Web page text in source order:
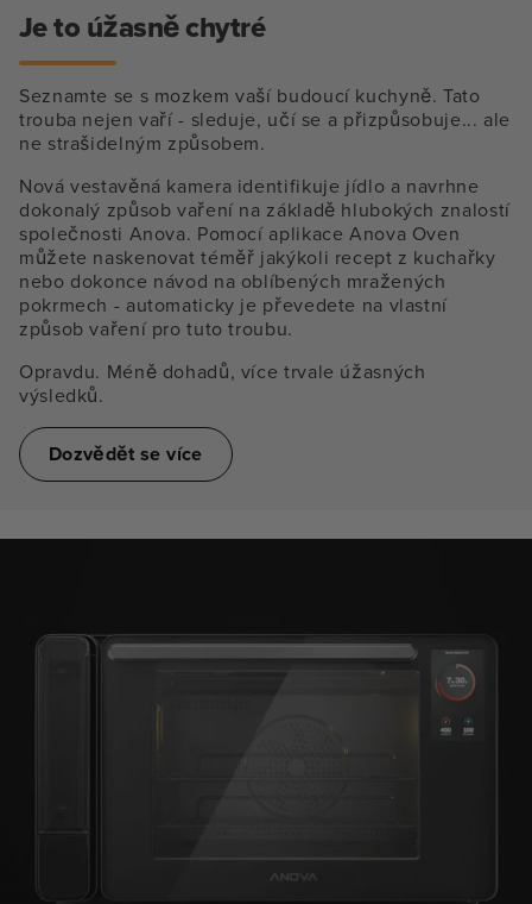
Je to úžasně chytré
Seznamte se s mozkem vaší budoucí kuchyně. Tato
trouba nejen vaří - sleduje, učí se a přizpůsobuje... ale
ne strašidelným způsobem.
Nová vestavěná kamera identifikuje jídlo a navrhne
dokonalý způsob vaření na základě hlubokých znalostí
společnosti Anova. Pomocí aplikace Anova Oven
můžete naskenovat téměř jakýkoli recept z kuchařky
nebo dokonce návod na oblíbených mražených
pokrmech - automaticky je převedete na vlastní
způsob vaření pro tuto troubu.
Opravdu. Méně dohadů, více trvale úžasných
výsledků.
Dozvědět se více